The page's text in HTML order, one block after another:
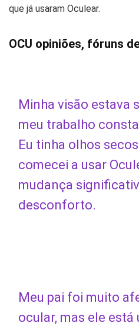
que já usaram Oculear.
OCU opiniões, fóruns
Minha visão estava
meu trabalho
Eu tinha olhos
comecei a usar
mudança
desconforto.
Meu pai foi muito
ocular, mas ele está